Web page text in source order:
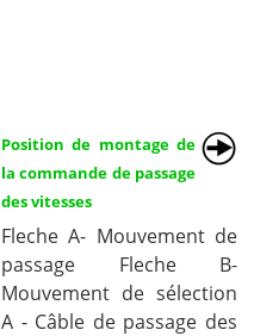
Position de montage de
la commande de passage
des vitesses
Fleche A- Mouvement de
passage Fleche B-
Mouvement de sélection
A - Câble de passage des